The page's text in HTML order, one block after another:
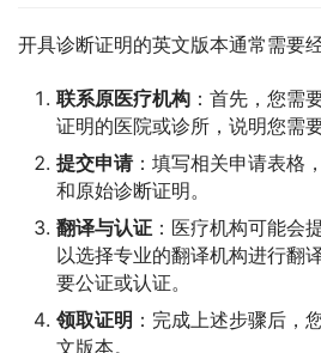
开具诊断证明的英文版本通常需要
联系原医疗机构 ：首先，您需
证明的医院或诊所，说明您需
提交申请：填写相关申请表格
和原始诊断证明。
翻译与认证 ：医疗机构可能会
以选择专业的翻译机构进行翻
要公证或认证。
领取证明 ：完成上述步骤后，
文版本。